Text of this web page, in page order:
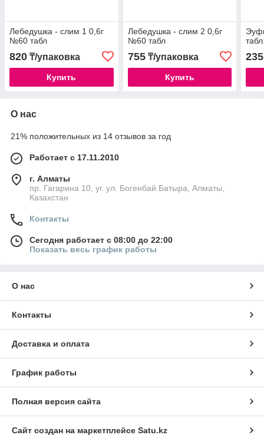
Лебедушка - слим 1 0,6г
№60 табл
820 ₸/упаковка
Купить
Лебедушка - слим 2 0,6г
№60 табл
755₸/упаковка
Купить
235
О нас
21% положительных из 14 отзывов за год
Работает с 17.11.2010
г. Алматы
пр. Гагарина 10, уг. ул. Богенбай Батыра, Алматы,
Казахстан
Контакты
Сегодня работает с 08:00 до 22:00
Показать весь график работы
О нас
Контакты
Доставка и оплата
График работы
Полная версия сайта
Сайт создан на маркетплейсе Satu.kz